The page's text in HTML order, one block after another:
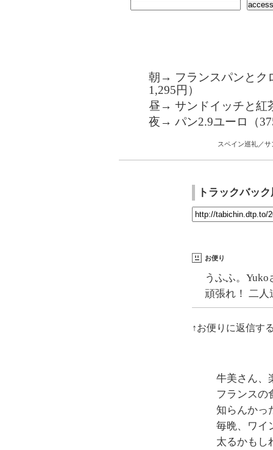
朝→ フランスパンとク
1,295円）
昼→ サンドイッチと紅
夜→ パン2.9ユーロ（
スペイン巡礼／
トラックバッ
お便り
うふふ。
頑張れ！ 二人
↑お便りに返信す
牛美さん、
フランスの
知らんかっ
毎晩、ワイ
太るかもし